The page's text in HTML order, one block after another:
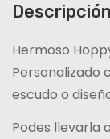
Descripción
Hermoso
Personalizado
escudo o
Podes llevarla